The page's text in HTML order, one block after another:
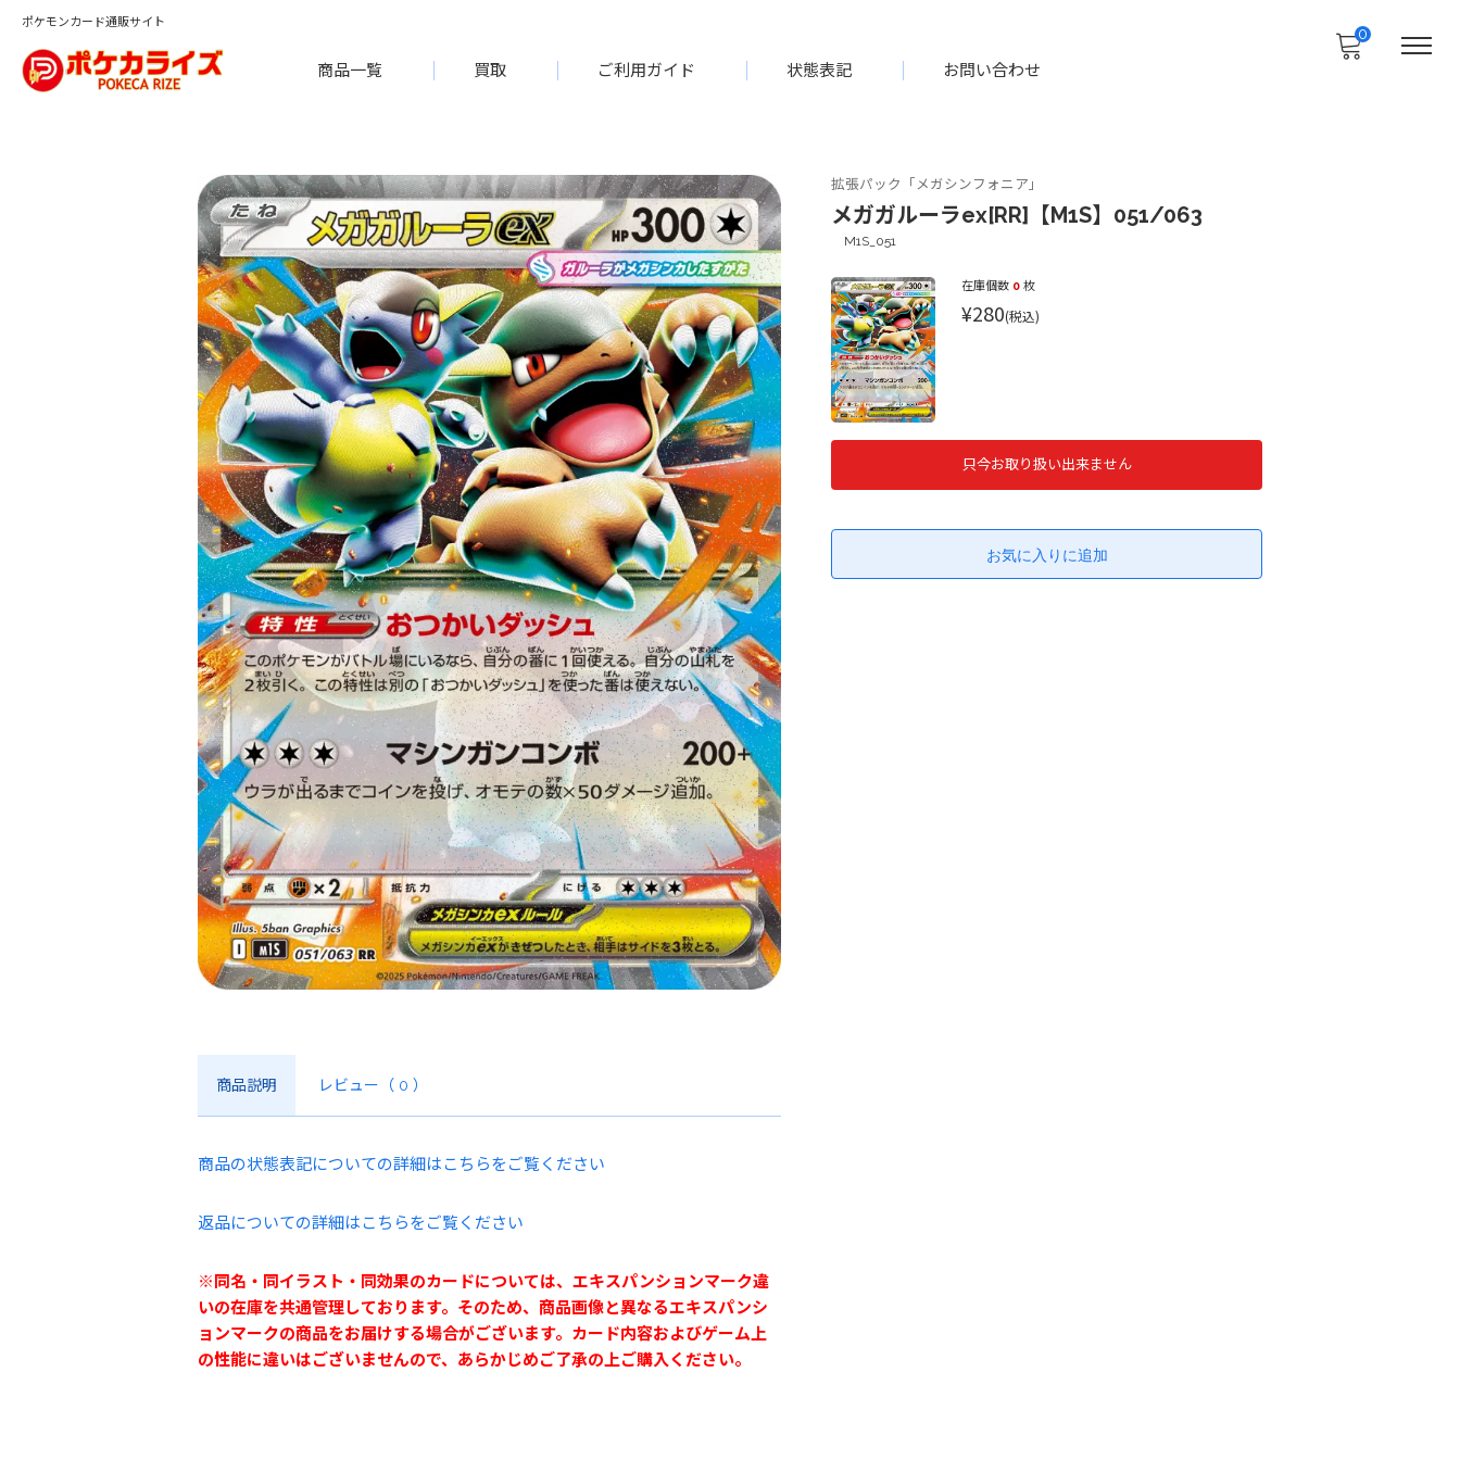
ポケモンカード通販サイト
商品一覧 買取 ご利用ガイド 状態表記 お問い合わせ
0
拡張パック「メガシンフォニア」
メガガルーラex[RR]【M1S】051/063
M1S_051
在庫個数 0 枚
¥280(税込)
只今お取り扱い出来ません
商品説明 レビュー （ 0 ）
商品の状態表記についての詳細はこちらをご覧ください
返品についての詳細はこちらをご覧ください
※同名・同イラスト・同効果のカードについては、エキスパンションマーク違
いの在庫を共通管理しております。そのため、商品画像と異なるエキスパンシ
ョンマークの商品をお届けする場合がございます。カード内容およびゲーム上
の性能に違いはございませんので、あらかじめご了承の上ご購入ください。